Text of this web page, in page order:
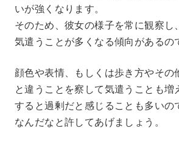
いが強くなります。
そのため、彼女の様子を常に観察し
気遣うことが多くなる傾向があるの
顔色や表情、もしくは歩き方やその
と違うことを察して気遣うことも増
すると過剰だと感じることも多いの
なんだなと許してあげましょう。